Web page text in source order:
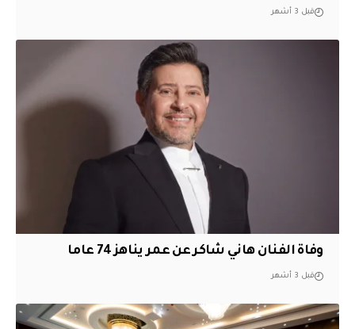
قبل 3 أشهر
وفاة الفنان هاني شاكر عن عمر يناهز 74 عاما
قبل 3 أشهر